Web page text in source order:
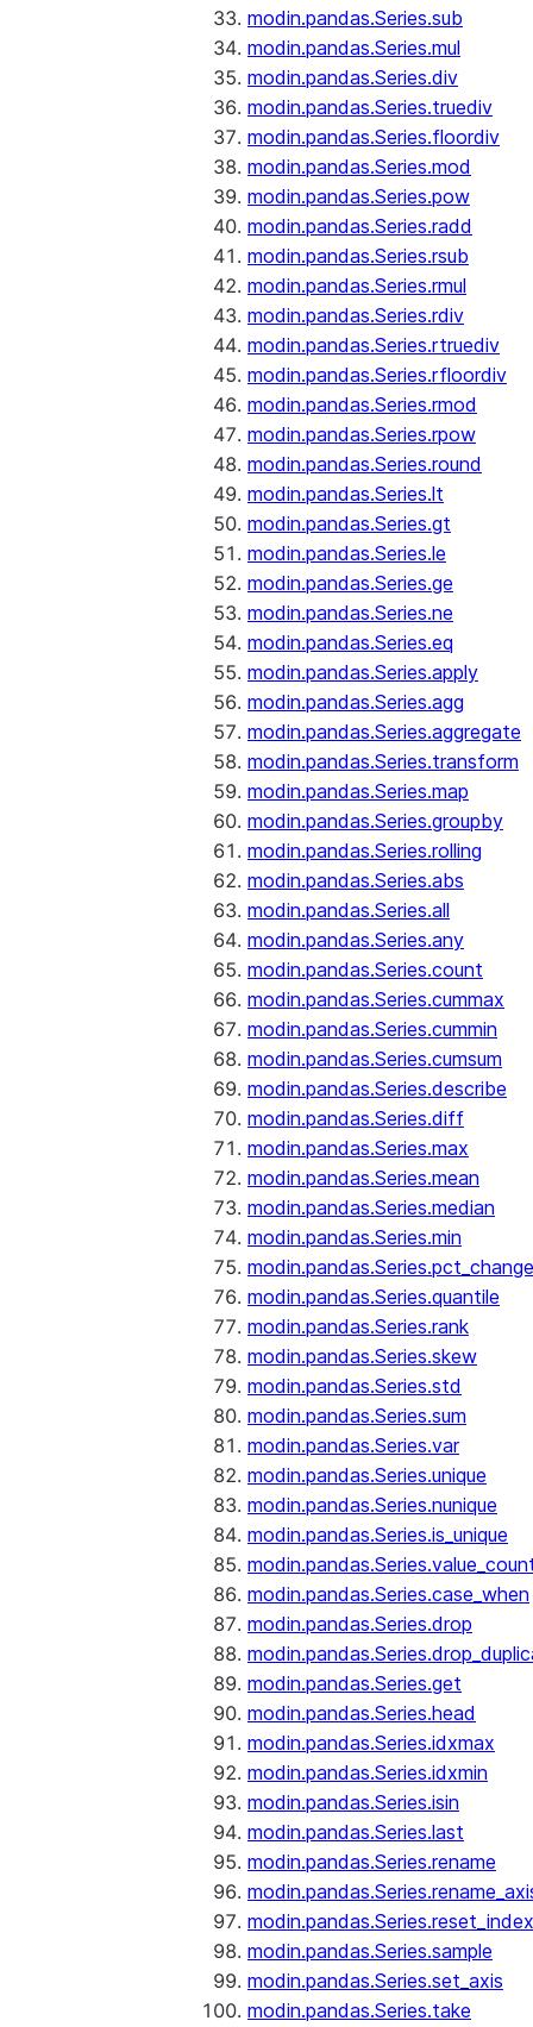
modin.pandas.Series.sub
modin.pandas.Series.mul
modin.pandas.Series.div
modin.pandas.Series.truediv
modin.pandas.Series.floordiv
modin.pandas.Series.mod
modin.pandas.Series.pow
modin.pandas.Series.radd
modin.pandas.Series.rsub
modin.pandas.Series.rmul
modin.pandas.Series.rdiv
modin.pandas.Series.rtruediv
modin.pandas.Series.rfloordiv
modin.pandas.Series.rmod
modin.pandas.Series.rpow
modin.pandas.Series.round
modin.pandas.Series.lt
modin.pandas.Series.gt
modin.pandas.Series.le
modin.pandas.Series.ge
modin.pandas.Series.ne
modin.pandas.Series.eq
modin.pandas.Series.apply
modin.pandas.Series.agg
modin.pandas.Series.aggregate
modin.pandas.Series.transform
modin.pandas.Series.map
modin.pandas.Series.groupby
modin.pandas.Series.rolling
modin.pandas.Series.abs
modin.pandas.Series.all
modin.pandas.Series.any
modin.pandas.Series.count
modin.pandas.Series.cummax
modin.pandas.Series.cummin
modin.pandas.Series.cumsum
modin.pandas.Series.describe
modin.pandas.Series.diff
modin.pandas.Series.max
modin.pandas.Series.mean
modin.pandas.Series.median
modin.pandas.Series.min
modin.pandas.Series.pct_change
modin.pandas.Series.quantile
modin.pandas.Series.rank
modin.pandas.Series.skew
modin.pandas.Series.std
modin.pandas.Series.sum
modin.pandas.Series.var
modin.pandas.Series.unique
modin.pandas.Series.nunique
modin.pandas.Series.is_unique
modin.pandas.Series.case_when
modin.pandas.Series.drop
modin.pandas.Series.get
modin.pandas.Series.head
modin.pandas.Series.idxmax
modin.pandas.Series.idxmin
modin.pandas.Series.isin
modin.pandas.Series.last
modin.pandas.Series.rename
modin.pandas.Series.reset_index
modin.pandas.Series.sample
modin.pandas.Series.set_axis
modin.pandas.Series.take